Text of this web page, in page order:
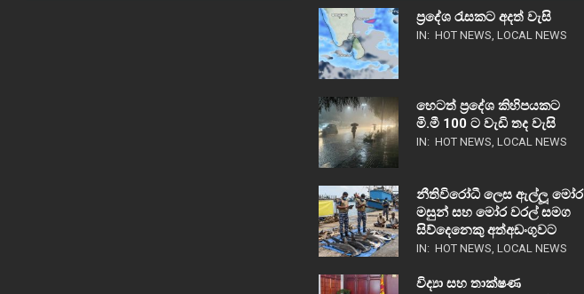
ප්‍රදේශ රැසකට අදත් වැසි
IN: HOT NEWS, LOCAL NEWS
හෙටත් ප්‍රදේශ කිහිපයකට
මි.මී 100 ට වැඩි තද වැසි
IN: HOT NEWS, LOCAL NEWS
නීතිවිරෝධී ලෙස ඇල්ලූ මෝර
මසුන් සහ මෝර වරල් සමග
සිව්දෙනෙකු අත්අඩංගුවට
IN: HOT NEWS, LOCAL NEWS
විද්‍යා සහ තාක්ෂණ